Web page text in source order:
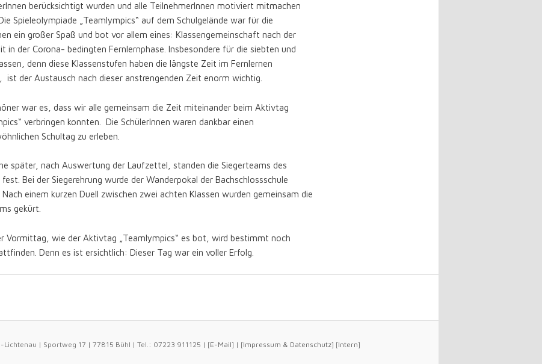
berücksichtigt wurden und alle TeilnehmerInnen motiviert mitmachen
Spieleolympiade „Teamlympics“ auf dem Schulgelände war für die
ein großer Spaß und bot vor allem eines: Klassengemeinschaft nach der
in der Corona- bedingten Fernlernphase. Insbesondere für die siebten und
denn diese Klassenstufen haben die längste Zeit im Fernlernen
ist der Austausch nach dieser anstrengenden Zeit enorm wichtig.
war es, dass wir alle gemeinsam die Zeit miteinander beim Aktivtag
verbringen konnten. Die SchülerInnen waren dankbar einen
Schultag zu erleben.
später, nach Auswertung der Laufzettel, standen die Siegerteams des
Bei der Siegerehrung wurde der Wanderpokal der Bachschlossschule
Nach einem kurzen Duell zwischen zwei achten Klassen wurden gemeinsam die
gekürt.
Vormittag, wie der Aktivtag „Teamlympics“ es bot, wird bestimmt noch
Denn es ist ersichtlich: Dieser Tag war ein voller Erfolg.
Lichtenau | Sportweg 17 | 77815 Bühl | Tel.: 07223 911125 | [E-Mail] | [Impressum & Datenschutz] [Intern]